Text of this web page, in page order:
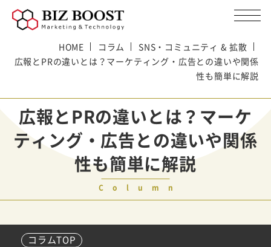
HOME コラム
SNS・コミュニティ & 拡散
広報とPRの違いとは？マーケティング・広告との違いや関係
性も簡単に解説
広報とPRの違いとは？マーケ
ティング・広告との違いや関係
性も簡単に解説
Column
コラムTOP